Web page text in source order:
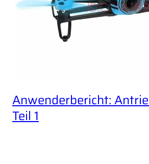
Anwenderbericht:
Teil 1